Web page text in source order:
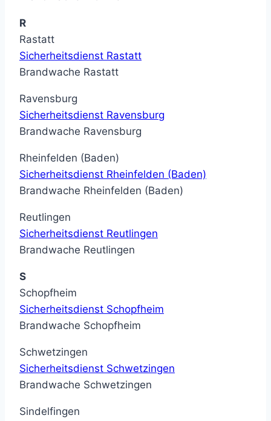
R
Rastatt
Sicherheitsdienst Rastatt
Brandwache Rastatt
Ravensburg
Sicherheitsdienst Ravensburg
Brandwache Ravensburg
Rheinfelden (Baden)
Sicherheitsdienst Rheinfelden (Baden)
Brandwache Rheinfelden (Baden)
Reutlingen
Sicherheitsdienst Reutlingen
Brandwache Reutlingen
S
Schopfheim
Sicherheitsdienst Schopfheim
Brandwache Schopfheim
Schwetzingen
Sicherheitsdienst Schwetzingen
Brandwache Schwetzingen
Sindelfingen